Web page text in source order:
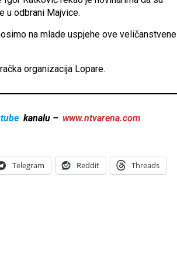
u odbrani Majvice.
na mlade uspjehe ove veličanstvene
organizacija Lopare.
kanalu – www.ntvarena.com
Telegram Reddit Threads